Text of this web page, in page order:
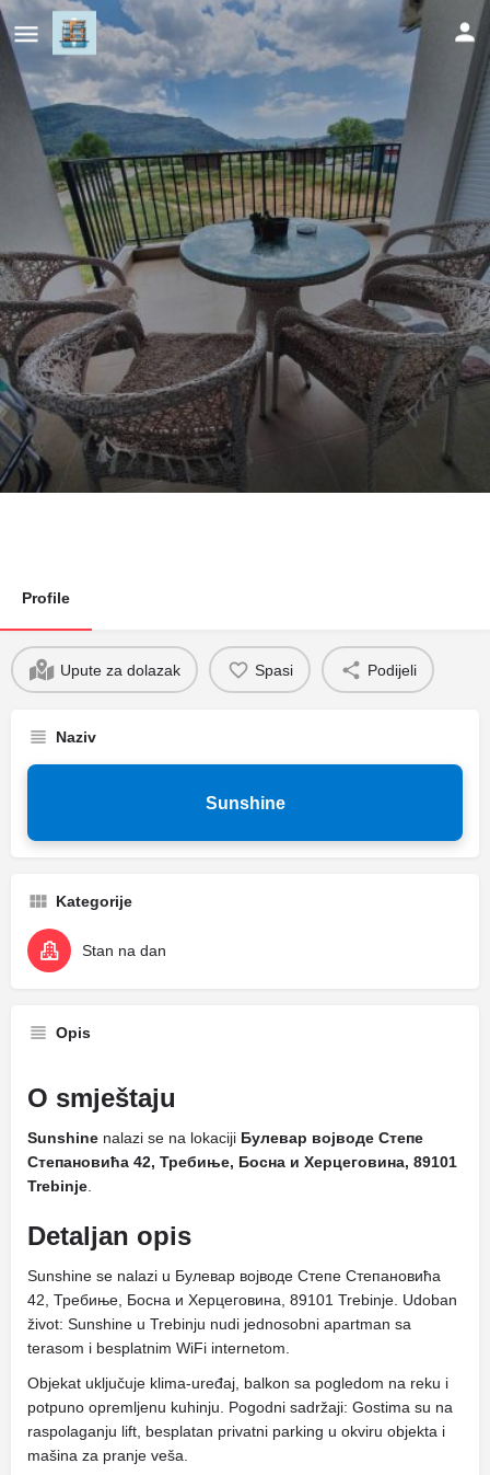
Sunshine
Profile
Upute za dolazak Spasi Podijeli
Naziv
Sunshine
Kategorije
Stan na dan
Opis
O smještaju
Sunshine nalazi se na lokaciji Булевар војводе Степе
Степановића 42, Требиње, Босна и Херцеговина, 89101
Trebinje
Detaljan opis
Sunshine se nalazi u Булевар војводе Степе Степановића
42, Требиње, Босна и Херцеговина, 89101 Trebinje. Udoban
život: Sunshine u Trebinju nudi jednosobni apartman sa
terasom i besplatnim WiFi internetom.
Objekat uključuje klima-uređaj, balkon sa pogledom na reku i
potpuno opremljenu kuhinju. Pogodni sadržaji: Gostima su na
raspolaganju lift, besplatan privatni parking u okviru objekta i
mašina za pranje veša.